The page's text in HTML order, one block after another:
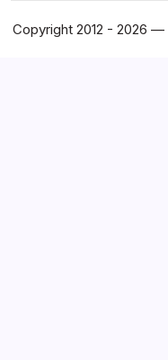
Copyright 2012 - 2026 —